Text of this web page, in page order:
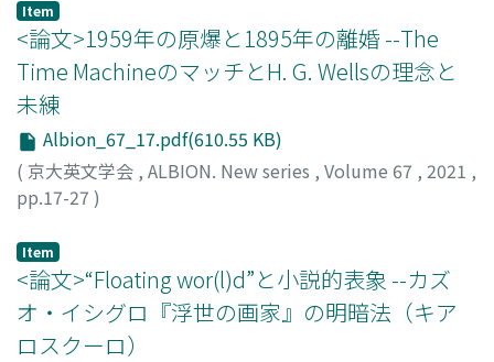
Item
<論文>1959年の原爆と1895年の離婚 --The
Time MachineのマッチとH. G. Wellsの理念と
未練
Albion_67_17.pdf(610.55 KB)
( 京大英文学会 , ALBION. New series , Volume 67 , 2021 ,
pp.17-27 )
Item
<論文>“Floating wor(l)d”と小説的表象 --カズ
オ・イシグロ『浮世の画家』の明暗法（キア
ロスクーロ）